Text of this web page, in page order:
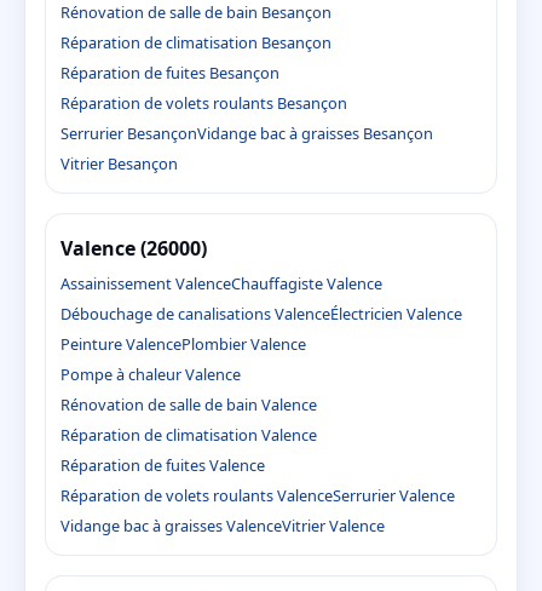
Rénovation de salle de bain Besançon
Réparation de climatisation Besançon
Réparation de fuites Besançon
Réparation de volets roulants Besançon
Serrurier BesançonVidange bac à graisses Besançon
Vitrier Besançon
Valence (26000)
Assainissement ValenceChauffagiste Valence
Débouchage de canalisations ValenceÉlectricien Valence
Peinture ValencePlombier Valence
Pompe à chaleur Valence
Rénovation de salle de bain Valence
Réparation de climatisation Valence
Réparation de fuites Valence
Réparation de volets roulants ValenceSerrurier Valence
Vidange bac à graisses ValenceVitrier Valence